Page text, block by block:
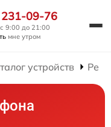
09-76
9:00 до 21:00
мне утром
устройств